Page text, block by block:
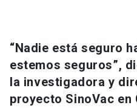
Información para
Futuros estudiantes
Go to english site
“Nadie está seguro
estemos seguros”,
la investigadora y
proyecto SinoVac en